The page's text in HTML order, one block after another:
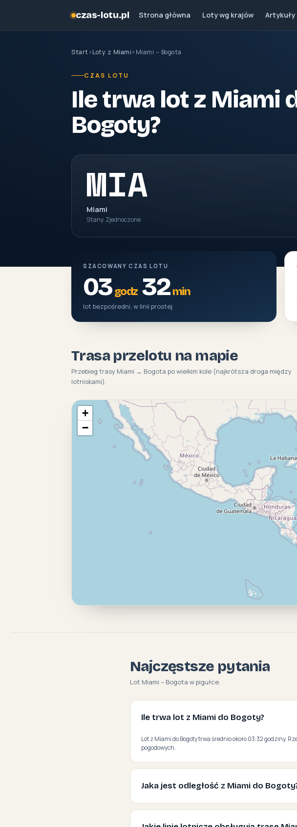
czas-lotu.pl Strona główna Loty wg krajów Artykuły
Start ›Loty z Miami› Miami – Bogota
CZAS LOTU
Ile trwa lot z Miami
Bogoty?
MIA
Miami
Stany Zjednoczone
SZACOWANY CZAS LOTU
03godz32min
lot bezpośredni, w linii prostej
Trasa przelotu na mapie
Przebieg trasy Miami → Bogota po wielkim kole (najkrótsza droga między
lotniskami).
+
−
Najczęstsze pytania
Lot Miami – Bogota w pigułce.
Ile trwa lot z Miami do Bogoty?
Lot z Miami do Bogoty trwa średnio około 03:32 godziny.
pogodowych.
Jaka jest odległość z Miami do